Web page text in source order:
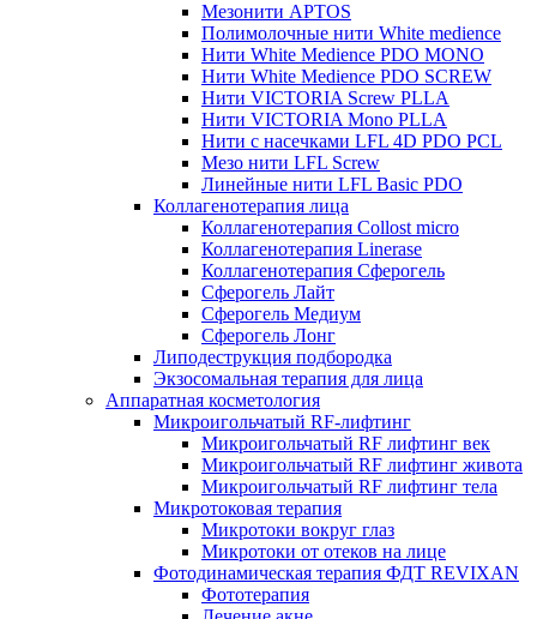
Мезонити APTOS
Полимолочные нити White medience
Нити White Medience PDO MONO
Нити White Medience PDO SCREW
Нити VICTORIA Screw PLLA
Нити VICTORIA Mono PLLA
Нити с насечками LFL 4D PDO PCL
Мезо нити LFL Screw
Линейные нити LFL Basic PDO
Коллагенотерапия лица
Коллагенотерапия Collost micro
Коллагенотерапия Linerase
Коллагенотерапия Сферогель
Сферогель Лайт
Сферогель Медиум
Сферогель Лонг
Липодеструкция подбородка
Экзосомальная терапия для лица
Аппаратная косметология
Микроигольчатый RF-лифтинг
Микроигольчатый RF лифтинг век
Микроигольчатый RF лифтинг живота
Микроигольчатый RF лифтинг тела
Микротоковая терапия
Микротоки вокруг глаз
Микротоки от отеков на лице
Фотодинамическая терапия ФДТ REVIXAN
Фототерапия